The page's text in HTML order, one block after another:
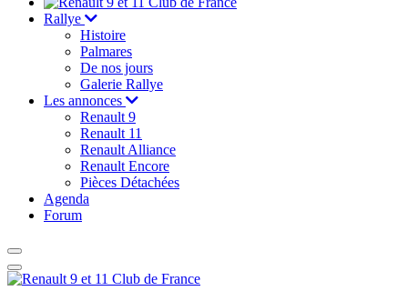
Rallye
Histoire
Palmares
De nos jours
Galerie Rallye
Les annonces
Renault 9
Renault 11
Renault Alliance
Renault Encore
Pièces Détachées
Agenda
Forum